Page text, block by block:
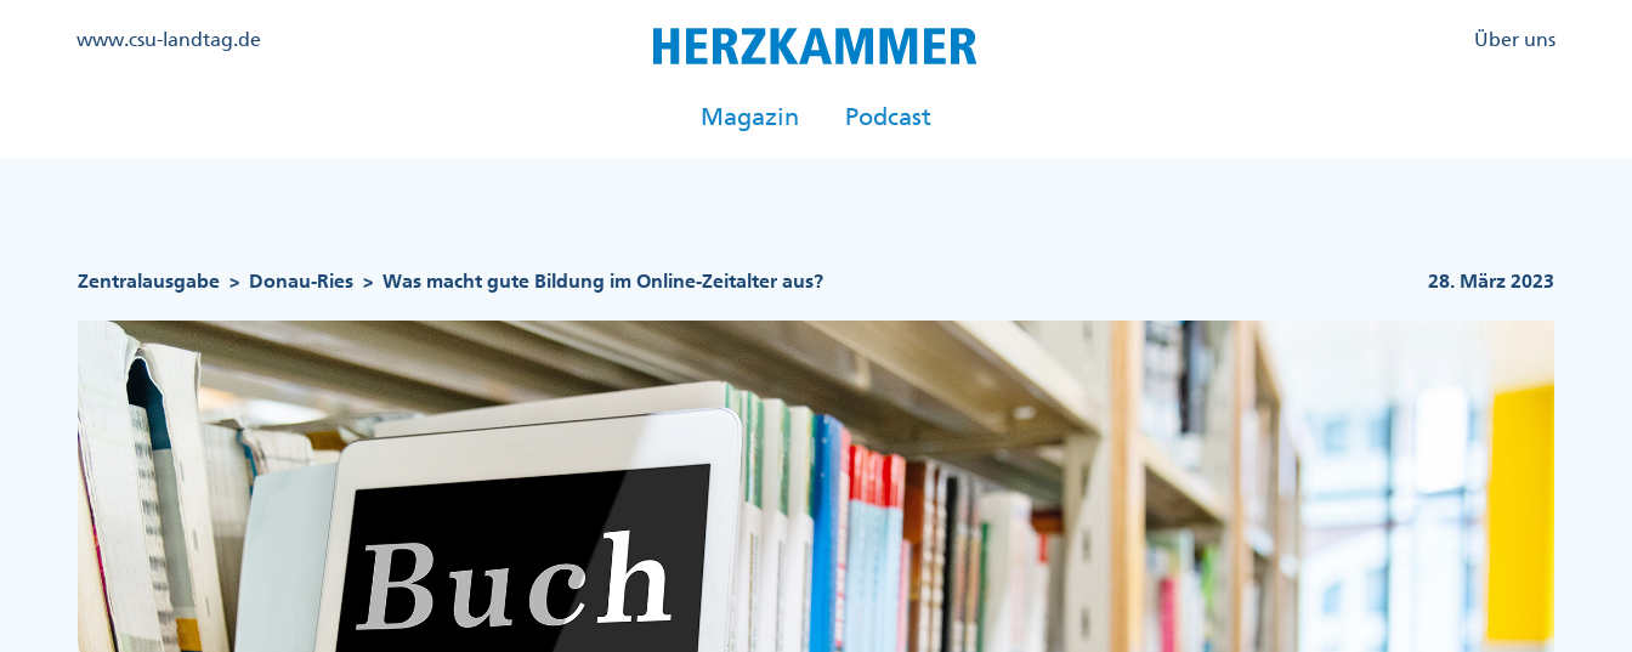
Kopfzeile
www.csu-landtag.de
Kopfzeile
Über uns
Magazin Podcast
Zentralausgabe > Donau-Ries > Was macht gute Bildung im Online-Zeitalter aus? 28. März 2023